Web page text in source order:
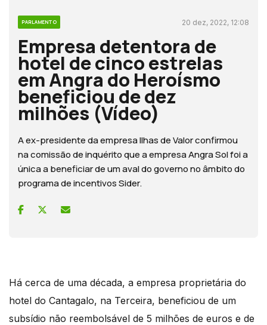
PARLAMENTO 20 dez, 2022, 12:08
Empresa detentora de
hotel de cinco estrelas
em Angra do Heroísmo
beneficiou de dez
milhões (Vídeo)
A ex-presidente da empresa Ilhas de Valor confirmou
na comissão de inquérito que a empresa Angra Sol foi a
única a beneficiar de um aval do governo no âmbito do
programa de incentivos Sider.
Há cerca de uma década, a empresa proprietária do
hotel do Cantagalo, na Terceira, beneficiou de um
subsídio não reembolsável de 5 milhões de euros e de